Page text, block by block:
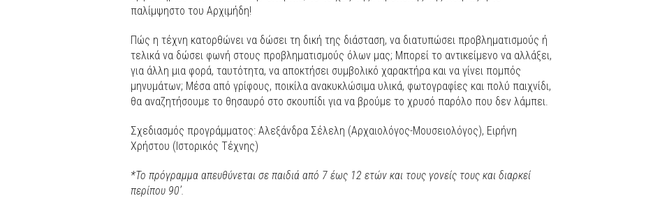
παλίμψηστο του Αρχιμήδη!
Πώς η τέχνη κατορθώνει να δώσει τη δική της διάσταση, να διατυπώσει προβληματισμούς ή
τελικά να δώσει φωνή στους προβληματισμούς όλων μας; Μπορεί το αντικείμενο να αλλάξει,
για άλλη μια φορά, ταυτότητα, να αποκτήσει συμβολικό χαρακτήρα και να γίνει πομπός
μηνυμάτων; Μέσα από γρίφους, ποικίλα ανακυκλώσιμα υλικά, φωτογραφίες και πολύ παιχνίδι,
θα αναζητήσουμε το θησαυρό στο σκουπίδι για να βρούμε το χρυσό παρόλο που δεν λάμπει.
Σχεδιασμός προγράμματος: Αλεξάνδρα Σέλελη (Αρχαιολόγος-Μουσειολόγος), Ειρήνη
Χρήστου (Ιστορικός Τέχνης)
*Το πρόγραμμα απευθύνεται σε παιδιά από 7 έως 12 ετών και τους γονείς τους και διαρκεί
περίπου 90’.